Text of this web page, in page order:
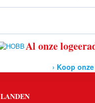
Al onze
› Koop
LANDEN